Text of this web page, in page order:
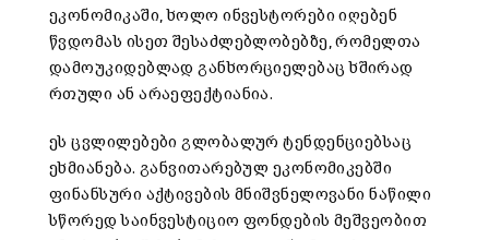
ეკონომიკაში, ხოლო ინვესტორები იღებენ
წვდომას ისეთ შესაძლებლობებზე, რომელთა
დამოუკიდებლად განხორციელებაც ხშირად
რთული ან არაეფექტიანია.
ეს ცვლილებები გლობალურ ტენდენციებსაც
ეხმიანება. განვითარებულ ეკონომიკებში
ფინანსური აქტივების მნიშვნელოვანი ნაწილი
სწორედ საინვესტიციო ფონდების მეშვეობით